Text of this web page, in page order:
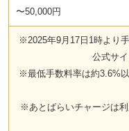
〜50,000円
※2025年9月17日1時より
公式サ
※最低手数料率は約3.6%
※あとばらいチャージは